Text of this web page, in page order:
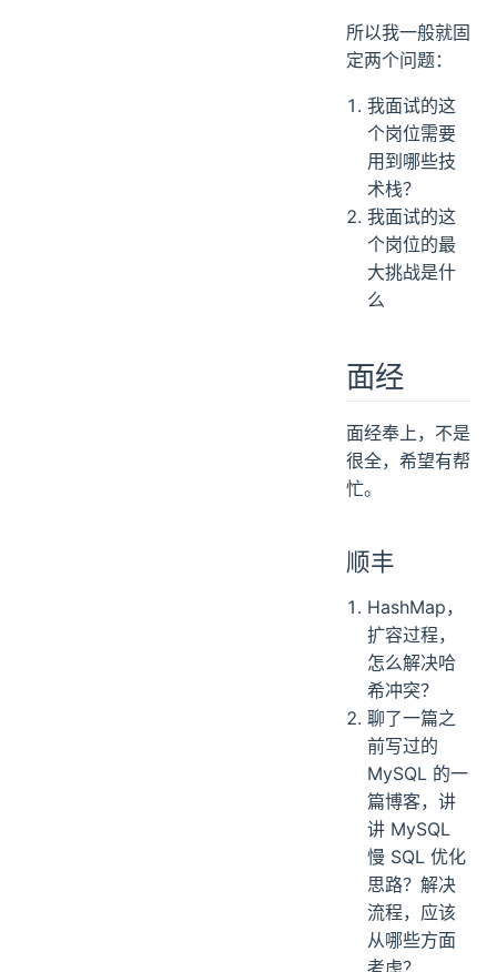
所以我一般就固
定两个问题：
我面试的这
个岗位需要
用到哪些技
术栈？
我面试的这
个岗位的最
大挑战是什
么
面经
面经奉上，不是
很全，希望有帮
忙。
顺丰
HashMap，
扩容过程，
怎么解决哈
希冲突？
聊了一篇之
前写过的
MySQL 的一
篇博客，讲
讲 MySQL
慢 SQL 优化
思路？解决
流程，应该
从哪些方面